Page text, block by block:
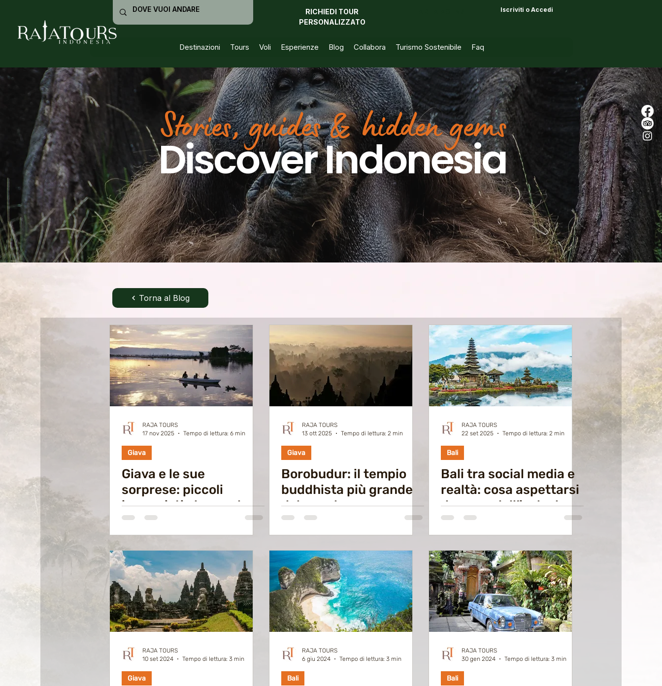
Iscriviti o Accedi
Destinazioni Tours Voli Esperienze Blog Collabora Turismo Sostenibile Faq
RICHIEDI TOUR
PERSONALIZZATO
Stories, guides & hidden gems
Discover Indonesia
Torna al Blog
RAJA TOURS
17 nov 2025
Tempo di lettura: 6 min
Giava
Giava e le sue
sorprese: piccoli
imprevisti che rendono
il viaggio autentico
RAJA TOURS
13 ott 2025
Tempo di lettura: 2 min
Giava
Borobudur: il tempio
buddhista più grande
del mondo
RAJA TOURS
22 set 2025
Tempo di lettura: 2 min
Bali
Bali tra social media e
realtà: cosa aspettarsi
davvero dall’isola degli
Dei
RAJA TOURS
10 set 2024
Tempo di lettura: 3 min
Giava
RAJA TOURS
6 giu 2024
Tempo di lettura: 3 min
Bali
RAJA TOURS
30 gen 2024
Tempo di lettura: 3 min
Bali